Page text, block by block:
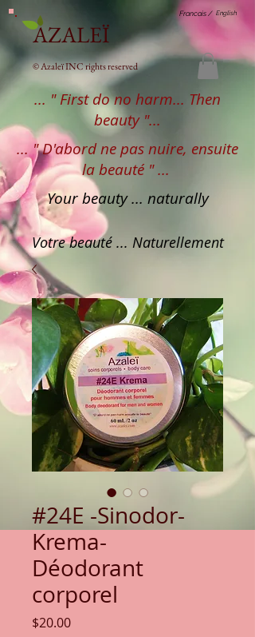
AZALEÏ
English
Francais /
© Azaleï INC rights reserved
... " First do no harm... Then
beauty "...
... " D'abord ne pas nuire, ensuite
la beauté " ...
Your beauty ... naturally
Votre beauté ... Naturellement
#24E -Sinodor-
Krema-
Déodorant
corporel
$20.00Price